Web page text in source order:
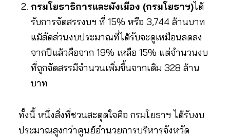
กรมโยธาธิการและผังเมือง (กรมโยธาฯ)ได้
รับการจัดสรรงบฯ ที่ 15% หรือ 3,744 ล้านบาท
แม้สัดส่วนงบประมาณที่ได้รับจะดูเหมือนลดลง
จากปีแล้วคือจาก 19% เหลือ 15% แต่จำนวนงบ
ที่ถูกจัดสรรมีจำนวนเพิ่มขึ้นจากเดิม 328 ล้าน
บาท
ทั้งนี้ หนึ่งสิ่งที่ชวนสะดุดใจคือ กรมโยธาฯ ได้รับงบ
ประมาณสูงกว่าศูนย์อำนวยการบริหารจังหวัด